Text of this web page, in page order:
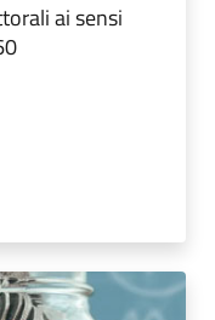
ai sensi